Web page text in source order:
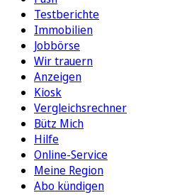
Testberichte
Immobilien
Jobbörse
Wir trauern
Anzeigen
Kiosk
Vergleichsrechner
Bütz Mich
Hilfe
Online-Service
Meine Region
Abo kündigen